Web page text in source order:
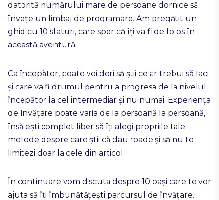
datorită numărului mare de persoane dornice să
învețe un limbaj de programare. Am pregătit un
ghid cu 10 sfaturi, care sper că îți va fi de folos în
această aventură.
Ca începător, poate vei dori să știi ce ar trebui să faci
și care va fi drumul pentru a progresa de la nivelul
începător la cel intermediar și nu numai. Experiența
de învățare poate varia de la persoană la persoană,
însă ești complet liber să îți alegi propriile tale
metode despre care știi că dau roade și să nu te
limitezi doar la cele din articol.
În continuare vom discuta despre 10 pași care te vor
ajuta să îți îmbunătățești parcursul de învățare.